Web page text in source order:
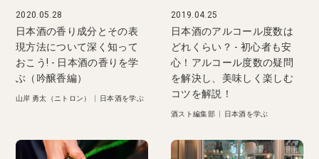
2020.05.28
日本酒の香り成分とその表
現方法について深く知って
おこう! - 日本酒の香りを学
ぶ（吟醸香編）
山岸 勇太（ニトロン） 日本酒を学ぶ
2019.04.25
日本酒のアルコール度数は
どれくらい？ - 初心者も安
心！アルコール度数の疑問
を解決し、美味しく楽しむ
コツを解説！
酒スト編集部 日本酒を学ぶ